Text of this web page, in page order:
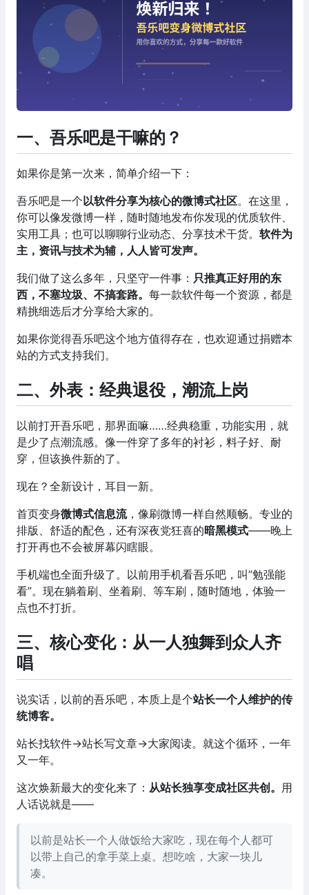
一、吾乐吧是干嘛的？
如果你是第一次来，简单介绍一下：
吾乐吧是一个以软件分享为核心的微博式社区。在这里，
你可以像发微博一样，随时随地发布你发现的优质软件、
实用工具；也可以聊聊行业动态、分享技术干货。 软件为
主，资讯与技术为辅，人人皆可发声。
我们做了这么多年，只坚守一件事： 只推真正好用的东
西，不塞垃圾、不搞套路。 每一款软件每一个资源，都是
精挑细选后才分享给大家的。
如果你觉得吾乐吧这个地方值得存在，也欢迎通过捐赠本
站的方式支持我们。
二、外表：经典退役，潮流上岗
以前打开吾乐吧，那界面嘛……经典稳重，功能实用，就
是少了点潮流感。像一件穿了多年的衬衫，料子好、耐
穿，但该换件新的了。
现在？全新设计，耳目一新。
首页变身微博式信息流，像刷微博一样自然顺畅。专业的
排版、舒适的配色，还有深夜党狂喜的暗黑模式——晚上
打开再也不会被屏幕闪瞎眼。
手机端也全面升级了。以前用手机看吾乐吧，叫”勉强能
看”。现在躺着刷、坐着刷、等车刷，随时随地，体验一
点也不打折。
三、核心变化：从一人独舞到众人齐
唱
说实话，以前的吾乐吧，本质上是个站长一个人维护的传
统博客。
站长找软件→站长写文章→大家阅读。就这个循环，一年
又一年。
这次焕新最大的变化来了： 从站长独享变成社区共创。 用
人话说就是——
以前是站长一个人做饭给大家吃，现在每个人都可
以带上自己的拿手菜上桌。想吃啥，大家一块儿
凑。